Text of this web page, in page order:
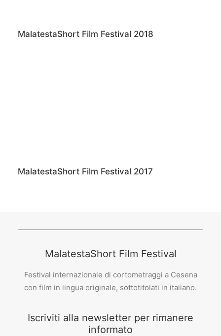
MalatestaShort Film Festival 2018
MalatestaShort Film Festival 2017
MalatestaShort Film Festival
Festival internazionale di cortometraggi a Cesena
con film in lingua originale, sottotitolati in italiano.
Iscriviti alla newsletter per rimanere
informato